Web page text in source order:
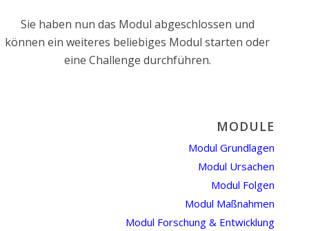
Sie haben nun das Modul abgeschlossen und
können ein weiteres beliebiges Modul starten oder
eine Challenge durchführen.
MODULE
Modul Grundlagen
Modul Ursachen
Modul Folgen
Modul Maßnahmen
Modul Forschung & Entwicklung